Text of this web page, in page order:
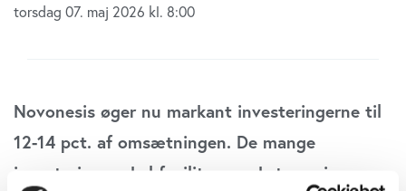
torsdag 07. maj 2026 kl. 8:00
Novonesis øger nu markant investeringerne til
12-14 pct. af omsætningen. De mange
investeringer skal facilitere vækst og give